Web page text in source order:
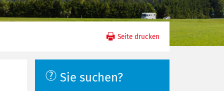
Seite drucken
Sie suchen?